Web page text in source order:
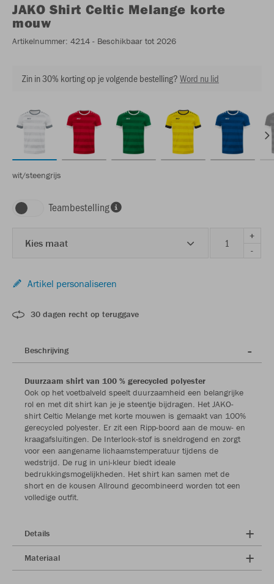
JAKO Shirt Celtic Melange korte
mouw
Artikelnummer: 4214 - Beschikbaar tot 2026
Zin in 30% korting op je volgende bestelling?Word nu lid
wit/steengrijs
Teambestelling
Kies maat
+
-
Artikel personaliseren
30 dagen recht op teruggave
Beschrijving
Duurzaam shirt van 100 % gerecycled polyester
Ook op het voetbalveld speelt duurzaamheid een belangrijke
rol en met dit shirt kan je je steentje bijdragen. Het JAKO-
shirt Celtic Melange met korte mouwen is gemaakt van 100%
gerecycled polyester. Er zit een Ripp-boord aan de mouw- en
kraagafsluitingen. De Interlock-stof is sneldrogend en zorgt
voor een aangename lichaamstemperatuur tijdens de
wedstrijd. De rug in uni-kleur biedt ideale
bedrukkingsmogelijkheden. Het shirt kan samen met de
short en de kousen Allround gecombineerd worden tot een
volledige outfit.
Details
Materiaal